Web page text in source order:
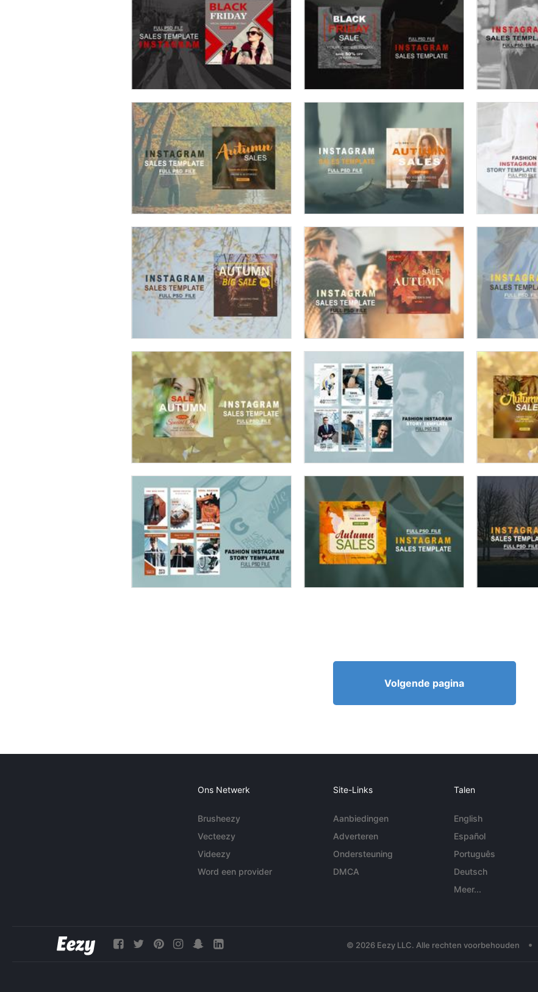
Volgende pagina
Ons Netwerk
Brusheezy
Vecteezy
Videezy
Word een provider
Site-Links
Aanbiedingen
Adverteren
Ondersteuning
DMCA
Talen
English
Español
Português
Deutsch
Meer...
© 2026 Eezy LLC. Alle rechten voorbehouden •